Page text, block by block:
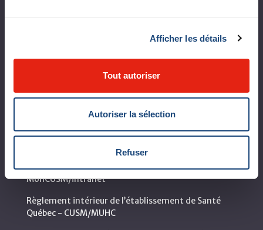
Afficher les détails
Tout autoriser
Autoriser la sélection
Refuser
Coup d'œil sur le CUSM
Vision, mission et valeurs
MonCUSM/intranet
Règlement intérieur de l’établissement de Santé
Québec - CUSM/MUHC